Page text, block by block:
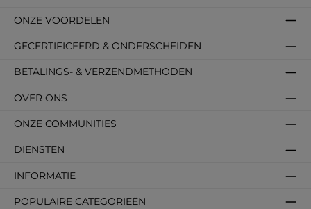
DIENSTEN
INFORMATIE
POPULAIRE CATEGORIEËN
BETALINGS- & VERZENDMETHODEN
OVER ONS
GECERTIFICEERD & ONDERSCHEIDEN
ONZE VOORDELEN
ONZE COMMUNITIES